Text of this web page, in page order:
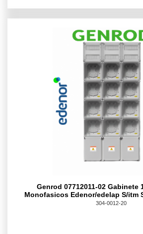
Genrod 07712011-02 Gabinete
Monofasicos Edenor/edelap S/itm
304-0012-20